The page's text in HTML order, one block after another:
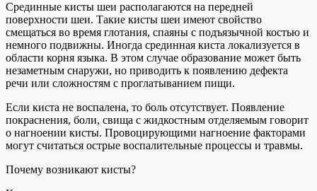
Срединные кисты шеи располагаются на передней
поверхности шеи. Такие кисты шеи имеют свойство
смещаться во время глотания, спаяны с подъязычной костью и
немного подвижны. Иногда срединная киста локализуется в
области корня языка. В этом случае образование может быть
незаметным снаружи, но приводить к появлению дефекта
речи или сложностям с проглатыванием пищи.
Если киста не воспалена, то боль отсутствует. Появление
покраснения, боли, свища с жидкостным отделяемым говорит
о нагноении кисты. Провоцирующими нагноение факторами
могут считаться острые воспалительные процессы и травмы.
Почему возникают кисты?